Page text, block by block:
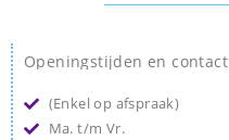
Openingstijden en contact
(Enkel op afspraak)
Ma. t/m Vr.